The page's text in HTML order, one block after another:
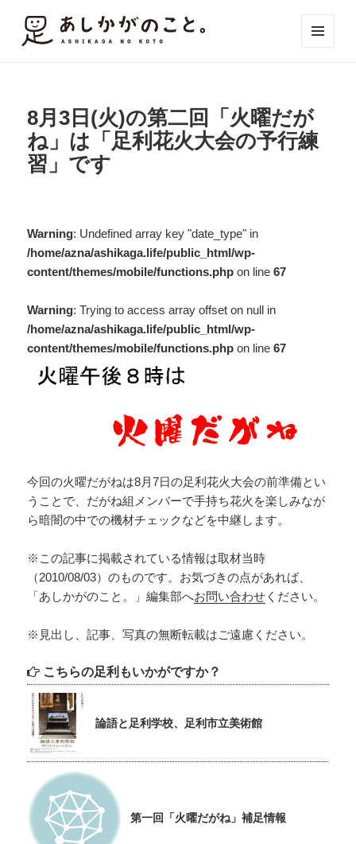
8月3日(火)の第二回「火曜だが
ね」は「足利花火大会の予行練
習」です
Warning: Undefined array key "date_type" in
/home/azna/ashikaga.life/public_html/wp-
content/themes/mobile/functions.php on line67
Warning: Trying to access array offset on null in
/home/azna/ashikaga.life/public_html/wp-
content/themes/mobile/functions.php on line67
今回の火曜だがねは8月7日の足利花火大会の前準備とい
うことで、だがね組メンバーで手持ち花火を楽しみなが
ら暗闇の中での機材チェックなどを中継します。
※この記事に掲載されている情報は取材当時
（2010/08/03）のものです。お気づきの点があれば、
「あしかがのこと。」編集部へお問い合わせ ください。
※見出し、記事、写真の無断転載はご遠慮ください。
こちらの足利もいかがですか？
論語と足利学校、足利市立美術館
第一回「火曜だがね」補足情報